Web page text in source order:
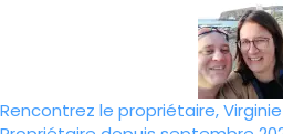
Rencontrez le propriétaire, Virginie